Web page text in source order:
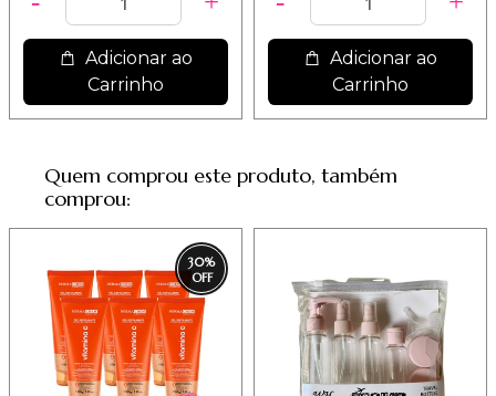
Adicionar ao
Carrinho
Adicionar ao
Carrinho
Quem comprou este produto, também
comprou:
30%